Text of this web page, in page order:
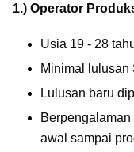
1.) Operator
Usia 19 - 28
Minimal lulusan
Lulusan baru
awal sampai